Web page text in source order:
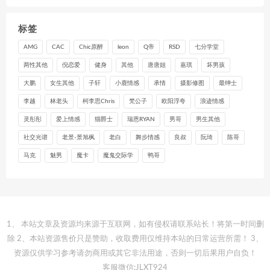
标签
AMG CAC Chic原醉 leon Q帝 RSD 七分学堂
两性其他 倪恋爱 健身 其他 唐唐姐 嘉琪 坏男孩
大鹏 女生其他 子轩 小鹿情感 承情 摄影修图 最绅士
李越 林老头 柯李思Chris 梵公子 欧阳浮夸 浪迹情感
灵彤彤 爱上情感 猫爵士 瑞恩RYAN 男哥 男生其他
社交光谱 老景-景旭枫 老白 舞步情感 良叔 阮琦 陈哥
马克 魅男 魔卡 魔鬼交际学 鸭哥
1、 本站文章及资源均来源于互联网，如有侵权请联系站长！将第一时间删
除 2、本站资源售价只是赞助，收取费用仅维持本站的日常运营所需！ 3、
资源仅供学习参考请勿商用或其它非法用途，否则一切后果用户自负！
客服微信:JLXT924